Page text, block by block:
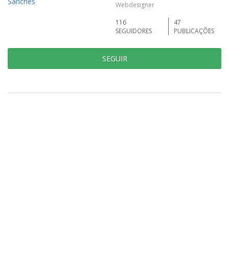
Webdesigner
116
SEGUIDORES
47
PUBLICAÇÕES
SEGUIR